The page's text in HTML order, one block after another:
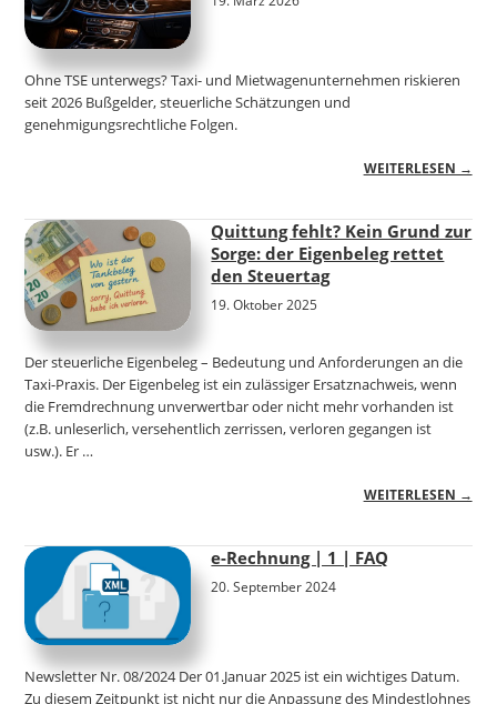
Ohne TSE unterwegs? Taxi- und Mietwagenunternehmen riskieren
seit 2026 Bußgelder, steuerliche Schätzungen und
genehmigungsrechtliche Folgen.
WEITERLESEN →
Quittung fehlt? Kein Grund zur
Sorge: der Eigenbeleg rettet
den Steuertag
19. Oktober 2025
Der steuerliche Eigenbeleg – Bedeutung und Anforderungen an die
Taxi-Praxis. Der Eigenbeleg ist ein zulässiger Ersatznachweis, wenn
die Fremdrechnung unverwertbar oder nicht mehr vorhanden ist
(z.B. unleserlich, versehentlich zerrissen, verloren gegangen ist
usw.). Er …
WEITERLESEN →
e-Rechnung | 1 | FAQ
20. September 2024
Newsletter Nr. 08/2024 Der 01.Januar 2025 ist ein wichtiges Datum.
Zu diesem Zeitpunkt ist nicht nur die Anpassung des Mindestlohnes